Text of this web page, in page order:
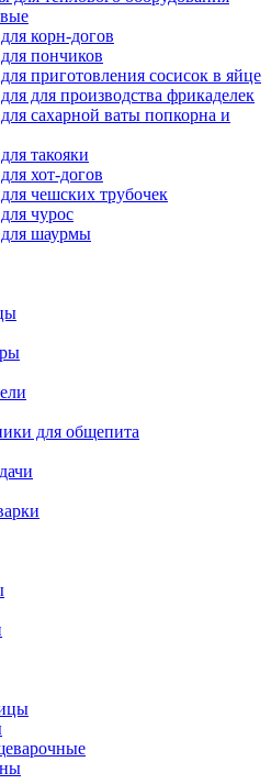
корн-догов
пончиков
приготовления сосисок в яйце
для производства фрикаделек
сахарной ваты попкорна и
такояки
хот-догов
чешских трубочек
чурос
шаурмы
для общепита